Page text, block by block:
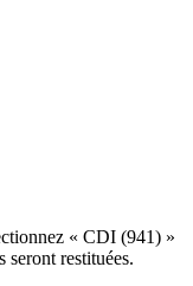
« CDI (941) »
restituées.